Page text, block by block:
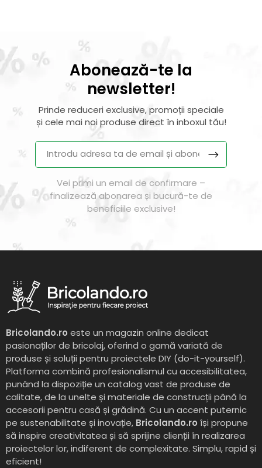
Abonează-te la
newsletter!
Prinde reduceri exclusive, promoții speciale
și cele mai noi produse direct în inboxul tău!
Vei primi un email de confirmare –
finalizează abonarea și bucură-te de
beneficiile exclusive!
Bricolando.ro este un magazin online dedicat
pasionaților de bricolaj, oferind o gamă variată de
produse și soluții pentru proiectele DIY (do-it-yourself).
Platforma combină profesionalismul cu accesibilitatea,
punând la dispoziție un catalog vast de produse de
calitate, de la unelte și materiale de construcții până la
accesorii pentru casă și grădină. Cu un accent puternic
pe sustenabilitate și inovație, Bricolando.ro își propune
să inspire creativitatea și să sprijine clienții în realizarea
proiectelor lor, indiferent de complexitate. Simplu, rapid și
eficient!